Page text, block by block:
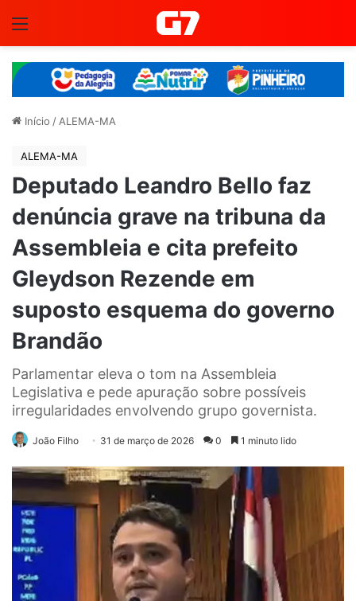
Início / ALEMA-MA
ALEMA-MA
Deputado Leandro Bello faz
denúncia grave na tribuna da
Assembleia e cita prefeito
Gleydson Rezende em
suposto esquema do governo
Brandão
Parlamentar eleva o tom na Assembleia
Legislativa e pede apuração sobre possíveis
irregularidades envolvendo grupo governista.
João Filho 31 de março de 2026 0 1 minuto lido